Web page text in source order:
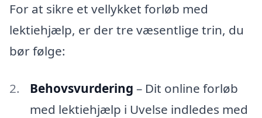
For at sikre et vellykket forløb med
lektiehjælp, er der tre væsentlige trin, du
bør følge:
Behovsvurdering – Dit online forløb
med lektiehjælp i Uvelse indledes med